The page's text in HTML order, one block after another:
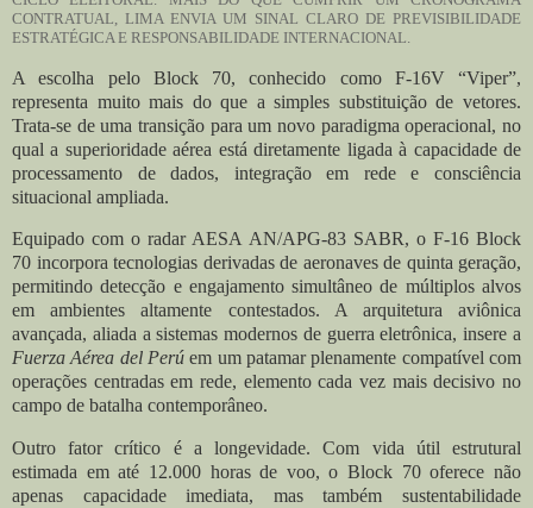
CONTRATUAL, LIMA ENVIA UM SINAL CLARO DE PREVISIBILIDADE
ESTRATÉGICA E RESPONSABILIDADE INTERNACIONAL.
A escolha pelo Block 70, conhecido como F-16V “Viper”,
representa muito mais do que a simples substituição de vetores.
Trata-se de uma transição para um novo paradigma operacional, no
qual a superioridade aérea está diretamente ligada à capacidade de
processamento de dados, integração em rede e consciência
situacional ampliada.
Equipado com o radar AESA AN/APG-83 SABR, o F-16 Block
70 incorpora tecnologias derivadas de aeronaves de quinta geração,
permitindo detecção e engajamento simultâneo de múltiplos alvos
em ambientes altamente contestados. A arquitetura aviônica
avançada, aliada a sistemas modernos de guerra eletrônica, insere a
Fuerza Aérea del Perú em um patamar plenamente compatível com
operações centradas em rede, elemento cada vez mais decisivo no
campo de batalha contemporâneo.
Outro fator crítico é a longevidade. Com vida útil estrutural
estimada em até 12.000 horas de voo, o Block 70 oferece não
apenas capacidade imediata, mas também sustentabilidade